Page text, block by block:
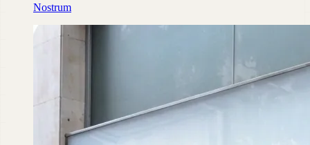
Nostrum